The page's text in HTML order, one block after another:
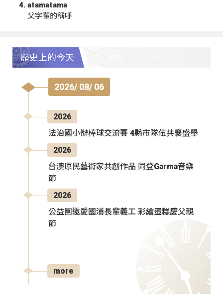
atamatama
父字輩的稱呼
歷史上的今天
2026/ 08/ 06
2026
法治國小辦棒球交流賽 4縣市隊伍共襄盛舉
2026
台澳原民藝術家共創作品 同登Garma音樂
節
2026
公益團邀愛國浦長輩義工 彩繪蛋糕慶父親
節
more